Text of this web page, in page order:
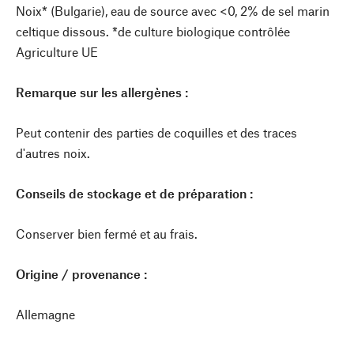
Noix* (Bulgarie), eau de source avec <0, 2% de sel marin
celtique dissous. *de culture biologique contrôlée
Agriculture UE
Remarque sur les allergènes :
Peut contenir des parties de coquilles et des traces
d'autres noix.
Conseils de stockage et de préparation :
Conserver bien fermé et au frais.
Origine / provenance :
Allemagne